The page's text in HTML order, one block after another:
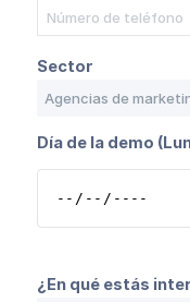
Sector
Día de la demo
¿En qué estás